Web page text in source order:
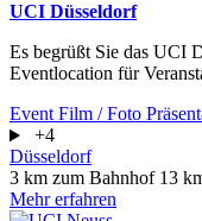
UCI Düsseldorf
Es begrüßt Sie das UCI
Eventlocation für
Event Film / Foto
+4
Düsseldorf
3 km zum Bahnhof 13
Mehr erfahren